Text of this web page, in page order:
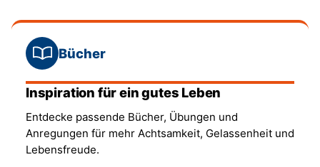
Bücher
Inspiration für ein gutes Leben
Entdecke passende Bücher, Übungen und
Anregungen für mehr Achtsamkeit, Gelassenheit und
Lebensfreude.